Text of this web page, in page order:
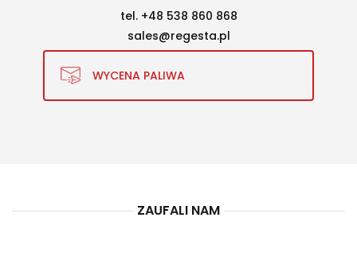
tel. +48 538 860 868
sales@regesta.pl
WYCENA PALIWA
ZAUFALI NAM